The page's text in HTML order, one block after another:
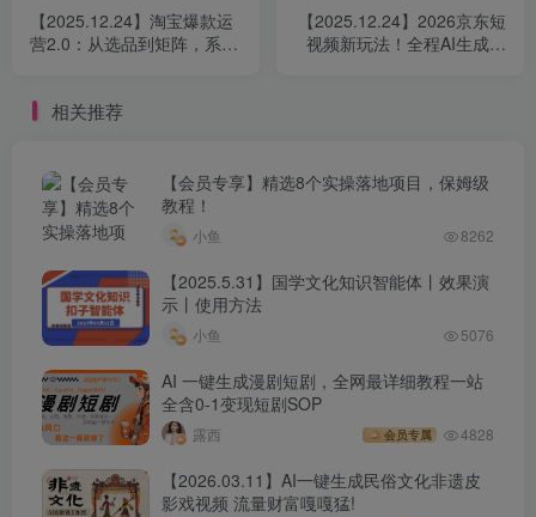
【2025.12.24】淘宝爆款运
营2.0：从选品到矩阵，系统
【2025.12.24】2026京东短
视频新玩法！全程AI生成原
相关推荐
【会员专享】精选8个实操落地项目，保姆级
教程！
小鱼 8262
【2025.5.31】国学文化知识智能体丨效果演
示丨使用方法
小鱼 5076
AI 一键生成漫剧短剧，全网最详细教程一站
全含0-1变现短剧SOP
露西 会员专属 4828
【2026.03.11】AI一键生成民俗文化非遗皮
影戏视频 流量财富嘎嘎猛!